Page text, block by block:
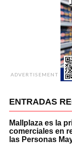
ADVERTISEMENT
ENTRADAS
Mallplaza es la
comerciales en
las Personas